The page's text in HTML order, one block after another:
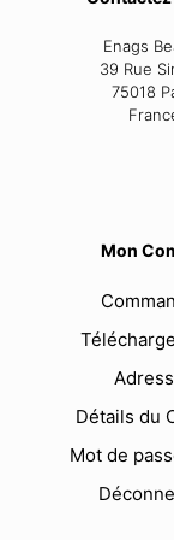
Enags
39 Rue
75018
Mon
Détails du
Mot de